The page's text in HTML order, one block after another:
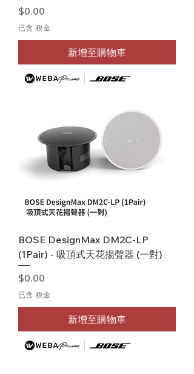
價格
$0.00
已含 稅金
新增至購物車
BOSE DesignMax DM2C-LP
(1Pair) - 吸頂式天花揚聲器 (一對)
價格
$0.00
已含 稅金
新增至購物車